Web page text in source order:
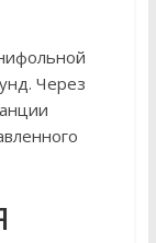
Через